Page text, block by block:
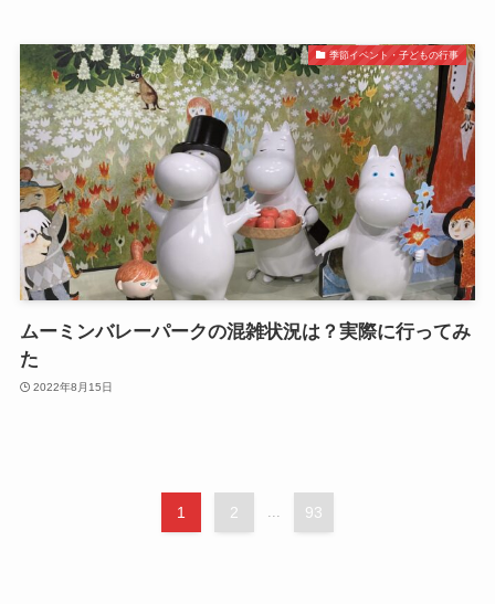
季節イベント・子どもの行事
ムーミンバレーパークの混雑状況は？実際に行ってみ
た
2022年8月15日
1 2 ... 93